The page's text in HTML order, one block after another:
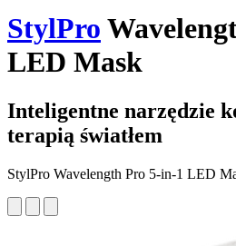
StylPro
LED Mask
Inteligentne narzędzie
terapią światłem
StylPro Wavelength Pro 5-in-1 LED